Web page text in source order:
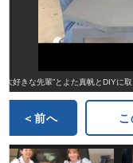
“大好きな先輩”とよた真帆とDIY
＜前へ